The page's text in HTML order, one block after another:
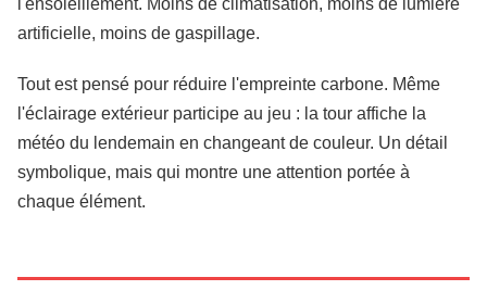
l'ensoleillement. Moins de climatisation, moins de lumière
artificielle, moins de gaspillage.
Tout est pensé pour réduire l'empreinte carbone. Même
l'éclairage extérieur participe au jeu : la tour affiche la
météo du lendemain en changeant de couleur. Un détail
symbolique, mais qui montre une attention portée à
chaque élément.